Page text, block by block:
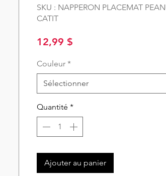
SKU : NAPPERON PLACEMAT
CATIT
12,99 $
Couleur *
Sélectionner
Quantité *
Ajouter au panier